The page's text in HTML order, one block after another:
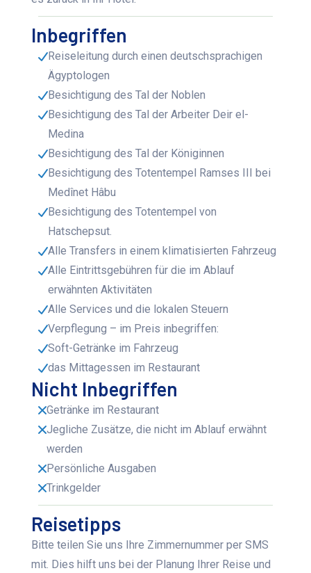
Inbegriffen
Reiseleitung durch einen deutschsprachigen
Ägyptologen
Besichtigung des Tal der Noblen
Besichtigung des Tal der Arbeiter Deir el-
Medina
Besichtigung des Tal der Königinnen
Besichtigung des Totentempel Ramses III bei
Medînet Hâbu
Besichtigung des Totentempel von
Hatschepsut.
Alle Transfers in einem klimatisierten Fahrzeug
Alle Eintrittsgebühren für die im Ablauf
erwähnten Aktivitäten
Alle Services und die lokalen Steuern
Verpflegung – im Preis inbegriffen:
Soft-Getränke im Fahrzeug
das Mittagessen im Restaurant
Nicht Inbegriffen
Getränke im Restaurant
Jegliche Zusätze, die nicht im Ablauf erwähnt
werden
Persönliche Ausgaben
Trinkgelder
Reisetipps
Bitte teilen Sie uns Ihre Zimmernummer per SMS
mit. Dies hilft uns bei der Planung Ihrer Reise und